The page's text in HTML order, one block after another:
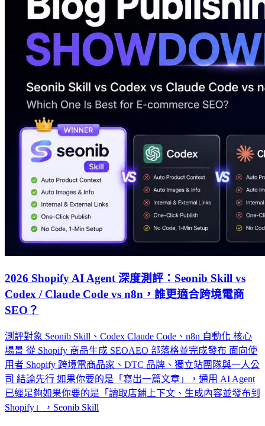
2026 Shopify AI Agent 深度測評：Seonib Skill vs
Codex / Claude Code vs n8n，誰更適合跨境電商
SEO？
測評對象 Seonib Skill、Codex Claude Code、n8n 自動化 核心
場景 從 Shopify 商品生成 SEOAEO 部落格並完成發布 面向使
用者 Shopify 跨境電商品家、DTC 品牌、獨立站團隊與一人公
司 結論先行 如果你要的是「寫出一篇文章」，通用 AI Agent
已經足夠如果你要的是「讀取店鋪上下文、生成內容並發布到
Shopify」，Seonib Skill